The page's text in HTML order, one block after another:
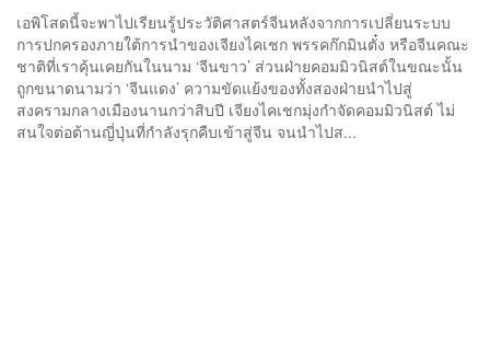
เอพิโสดนี้จะพาไปเรียนรู้ประวัติศาสตร์จีนหลังจากการเปลี่ยนระบบ
การปกครองภายใต้การนำของเจียงไคเชก พรรคก๊กมินตั๋ง หรือจีนคณะ
ชาติที่เราคุ้นเคยกันในนาม ‘จีนขาว’ ส่วนฝ่ายคอมมิวนิสต์ในขณะนั้น
ถูกขนาดนามว่า ‘จีนแดง’ ความขัดแย้งของทั้งสองฝ่ายนำไปสู่
สงครามกลางเมืองนานกว่าสิบปี เจียงไคเชกมุ่งกำจัดคอมมิวนิสต์ ไม่
สนใจต่อต้านญี่ปุ่นที่กำลังรุกคืบเข้าสู่จีน จนนำไปส...